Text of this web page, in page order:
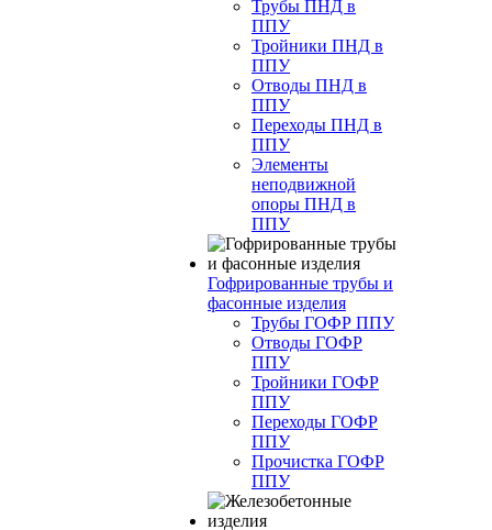
Трубы ПНД в
ППУ
Тройники ПНД в
ППУ
Отводы ПНД в
ППУ
Переходы ПНД в
ППУ
Элементы
неподвижной
опоры ПНД в
ППУ
Гофрированные трубы и
фасонные изделия
Трубы ГОФР ППУ
Отводы ГОФР
ППУ
Тройники ГОФР
ППУ
Переходы ГОФР
ППУ
Прочистка ГОФР
ППУ